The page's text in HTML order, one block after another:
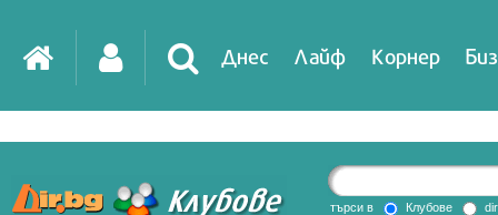
Днес Лайф Корнер
DirTV Impressio
търси в Клубове